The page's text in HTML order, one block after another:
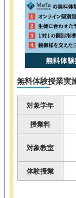
無料体験授業実
対象学年
授業料
対象教室
体験授業